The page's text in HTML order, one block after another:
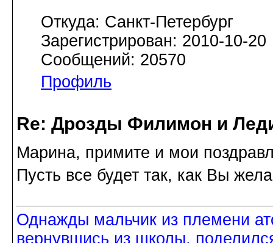
Откуда: Санкт-Петербург
Зарегистрирован: 2010-10-20
Сообщений: 20570
Профиль
Re: Дрозды Филимон и
Марина, примите и мои
Пусть все будет так, как Вы
Однажды мальчик из племени
вернувшись из школы,